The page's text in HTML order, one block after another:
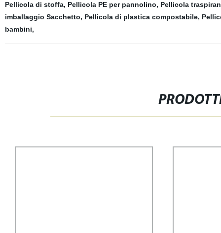
Pellicola di stoffa, Pellicola PE per pannolino, Pellicola
imballaggio Sacchetto, Pellicola di plastica compostabile,
bambini,